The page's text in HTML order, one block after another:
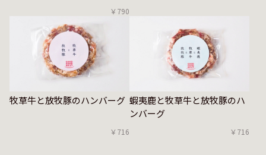
￥790
牧草牛と放牧豚のハンバーグ
￥716
蝦夷鹿と牧草牛と放牧豚のハ
ンバーグ
￥716